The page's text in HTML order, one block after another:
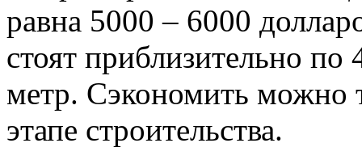
равна 5000 – 6000
стоят приблизительно по
метр. Сэкономить можно
этапе строительства.